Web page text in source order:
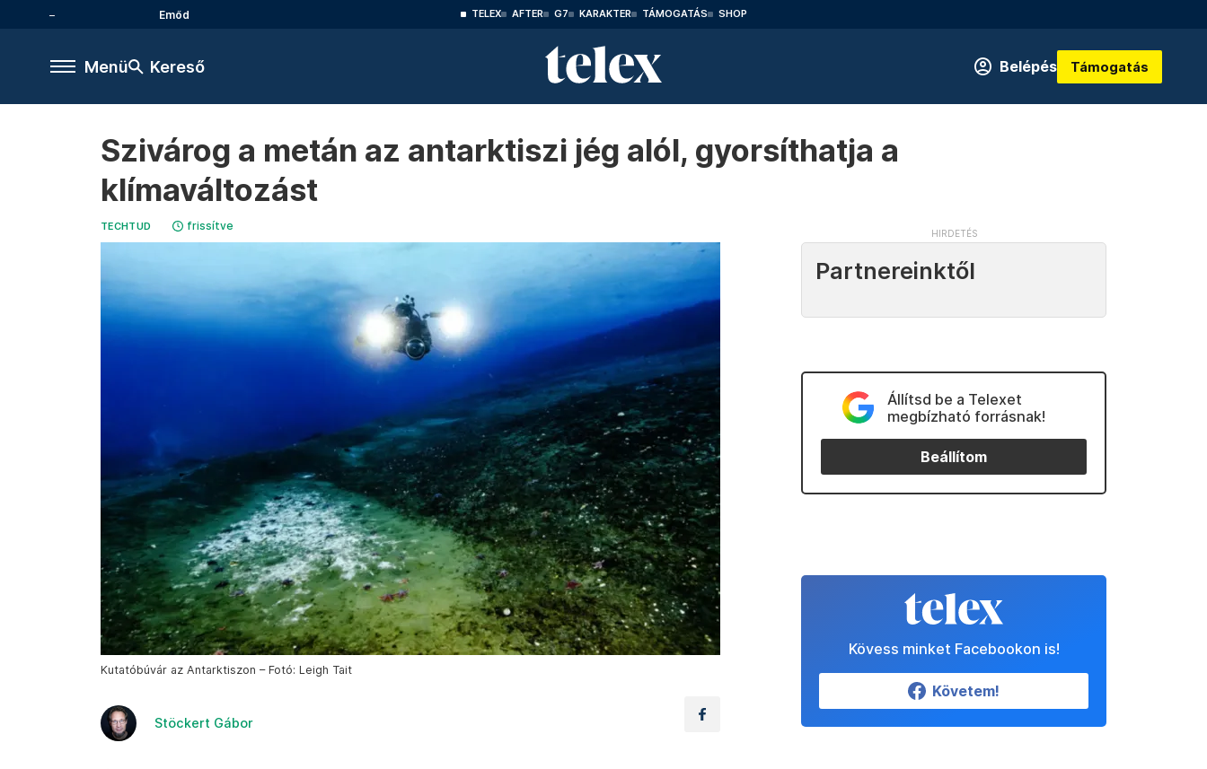
Emőd TELEX AFTER G7 KARAKTER TÁMOGATÁS SHOP
Menü Kereső Belépés Támogatás
Szivárog a metán az antarktiszi jég alól, gyorsíthatja a
klímaváltozást
TECHTUD frissítve
Kutatóbúvár az Antarktiszon – Fotó: Leigh Tait
Stöckert Gábor
Partnereinktől
Állítsd be a Telexet
megbízható forrásnak!
Beállítom
Kövess minket Facebookon is!
Követem!